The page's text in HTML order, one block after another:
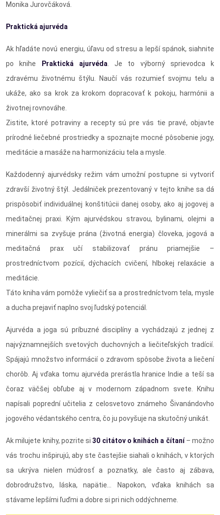
Monika Jurovčáková.
Praktická ajurvéda
Ak hľadáte novú energiu, úľavu od stresu a lepší spánok, siahnite
po knihe
Praktická ajurvéda . Je to výborný sprievodca k
zdravému životnému štýlu. Naučí vás rozumieť svojmu telu a
ukáže, ako sa krok za krokom dopracovať k pokoju, harmónii a
životnej rovnováhe.
Zistite, ktoré potraviny a recepty sú pre vás tie pravé, objavte
prírodné liečebné prostriedky a spoznajte mocné pôsobenie jogy,
meditácie a masáže na harmonizáciu tela a mysle.
Každodenný ajurvédsky režim vám umožní postupne si vytvoriť
zdravší životný štýl. Jedálniček prezentovaný v tejto knihe sa dá
prispôsobiť individuálnej konštitúcii danej osoby, ako aj jogovej a
meditačnej praxi. Kým ajurvédskou stravou, bylinami, olejmi a
minerálmi sa zvyšuje prána (životná energia) človeka, jogová a
meditačná prax učí stabilizovať pránu priamejšie –
prostredníctvom pozícií, dýchacích cvičení, hlbokej relaxácie a
meditácie.
Táto kniha vám pomôže vyliečiť sa a prostredníctvom tela, mysle
a ducha prejaviť naplno svoj ľudský potenciál.
Ajurvéda a joga sú príbuzné disciplíny a vychádzajú z jednej z
najvýznamnejších svetových duchovných a liečiteľských tradícií.
Spájajú množstvo informácií o zdravom spôsobe života a liečení
chorôb. Aj vďaka tomu ajurvéda prerástla hranice Indie a teší sa
čoraz väčšej obľube aj v modernom západnom svete. Knihu
napísali poprední učitelia z celosvetovo známeho Šivanándovho
jogového védantského centra, čo ju povyšuje na skutočný unikát.
Ak milujete knihy, pozrite si30 citátov o knihách a čítaní– možno
vás trochu inšpirujú, aby ste častejšie siahali o knihách, v ktorých
sa ukrýva nielen múdrosť a poznatky, ale často aj zábava,
dobrodružstvo, láska, napätie... Napokon, vďaka knihách sa
stávame lepšími ľuďmi a dobre si pri nich oddýchneme.